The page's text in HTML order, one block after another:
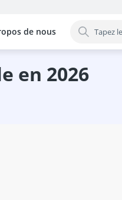
populaires par catégorie
de nous
en 2026